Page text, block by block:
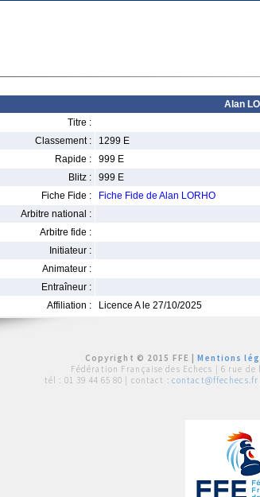
Alan
Titre :
Classement :
1299 E
Rapide :
999 E
Blitz :
999 E
Fiche Fide :
Fiche Fide de Alan LORHO
Arbitre national :
Arbitre fide :
Initiateur :
Animateur :
Entraîneur :
Affiliation :
Licence A le 27/10/2025
Copyright © 2015 FFE |Mentions
Fédération Française des Echecs | 6 rue de
tél : 01 39 44 65 80 | contact : contact@ffechecs.fr